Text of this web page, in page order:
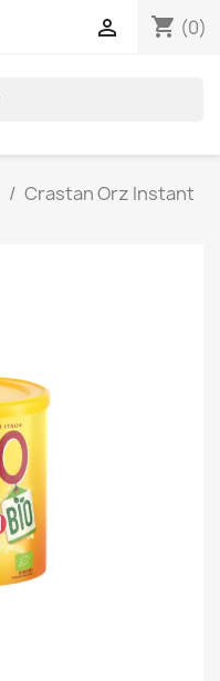
shopping_cart (0)

Crastan Orz Instant